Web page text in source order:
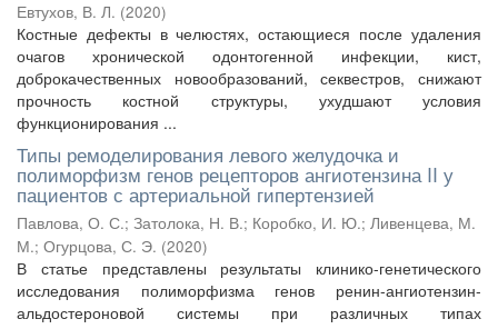
Евтухов, В. Л. (2020)
Костные дефекты в челюстях, остающиеся после удаления
очагов хронической одонтогенной инфекции, кист,
доброкачественных новообразований, секвестров, снижают
прочность костной структуры, ухудшают условия
функционирования ...
Типы ремоделирования левого желудочка и
полиморфизм генов рецепторов ангиотензина II у
пациентов с артериальной гипертензией
Павлова, О. С.; Затолока, Н. В.; Коробко, И. Ю.; Ливенцева, М.
М.; Огурцова, С. Э. (2020)
В статье представлены результаты клинико-генетического
исследования полиморфизма генов ренин-ангиотензин-
альдостероновой системы при различных типах